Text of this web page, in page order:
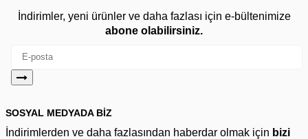
İndirimler, yeni ürünler ve daha fazlası için e-bültenimize
abone olabilirsiniz.
SOSYAL MEDYADA BİZ
İndirimlerden ve daha fazlasından haberdar olmak için bizi